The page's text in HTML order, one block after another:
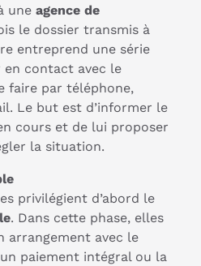
une agence de
le dossier transmis à
entreprend une série
en contact avec le
faire par téléphone,
Le but est d’informer le
cours et de lui proposer
la situation.
privilégient d’abord le
. Dans cette phase, elles
avec le
paiement intégral ou la